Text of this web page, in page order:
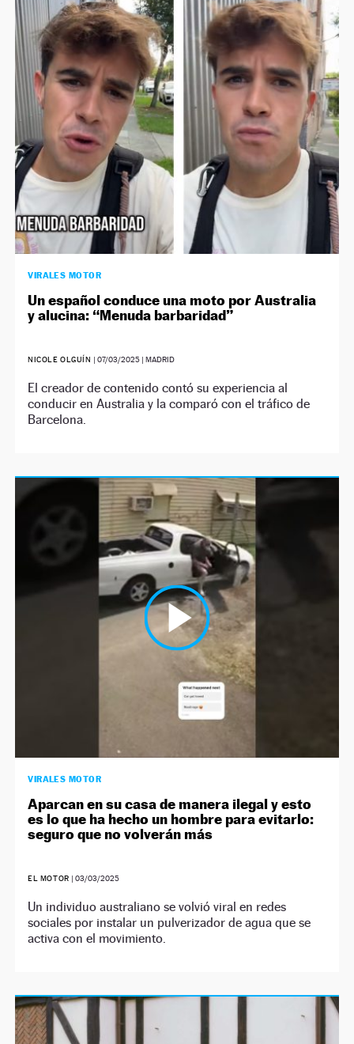
VIRALES MOTOR
Un español conduce una moto por Australia
y alucina: “Menuda barbaridad”
NICOLE OLGUÍN | 07/03/2025| MADRID
El creador de contenido contó su experiencia al
conducir en Australia y la comparó con el tráfico de
Barcelona.
VIRALES MOTOR
Aparcan en su casa de manera ilegal y esto
es lo que ha hecho un hombre para evitarlo:
seguro que no volverán más
EL MOTOR | 03/03/2025
Un individuo australiano se volvió viral en redes
sociales por instalar un pulverizador de agua que se
activa con el movimiento.